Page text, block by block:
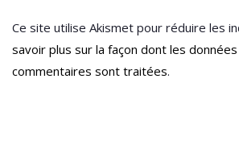
Ce site utilise Akismet pour réduire les
savoir plus sur la façon dont les
commentaires sont traitées.